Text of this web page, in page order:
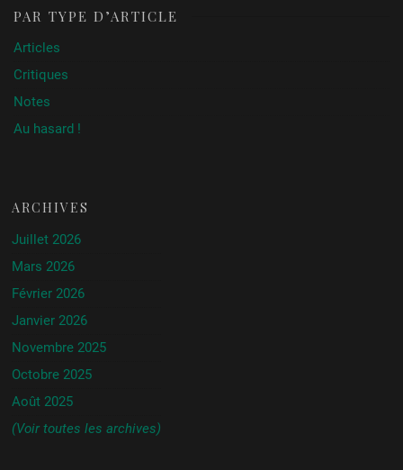
PAR TYPE D’ARTICLE
Articles
Critiques
Notes
Au hasard !
ARCHIVES
Juillet 2026
Mars 2026
Février 2026
Janvier 2026
Novembre 2025
Octobre 2025
Août 2025
(Voir toutes les archives)